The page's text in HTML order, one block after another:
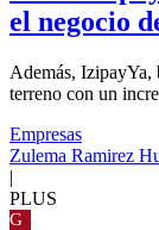
el negocio
Además, IzipayYa,
terreno con un
Empresas
Zulema Ramirez
|
PLUS
G